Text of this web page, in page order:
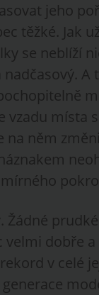
jeho
těžké. Jak
se neblíží
A
vzadu místa
na něm
mírného
Žádné
velmi dobře
v celé